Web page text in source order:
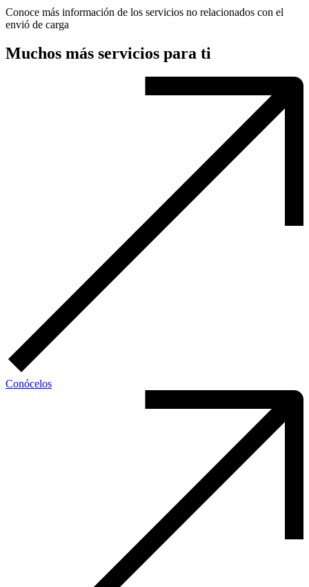
Conoce más información de los servicios no relacionados con el
envió de carga
Muchos más servicios para ti
Conócelos